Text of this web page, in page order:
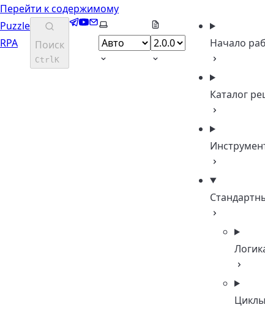
Перейти к содержимому
Puzzle
RPA
Поиск
CtrlK
Telegram
YouTube
EmailВыберите тему
Начало
Каталог
Циклы